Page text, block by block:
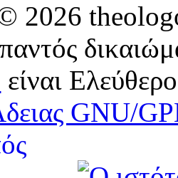
2026
είναι
GNU/